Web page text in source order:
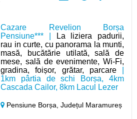
Cazare Revelion Borșa
Pensiune*** |
La liziera padurii,
rau in curte, cu panorama la munti,
masă, bucătărie utilată, sală de
mese, sală de evenimente, Wi-Fi,
gradina, foișor, grătar, parcare|
1km pârtia de schi Borșa, 4km
Cascada Cailor, 8km Lacul Lezer
Pensiune Borșa,Județul Maramureș